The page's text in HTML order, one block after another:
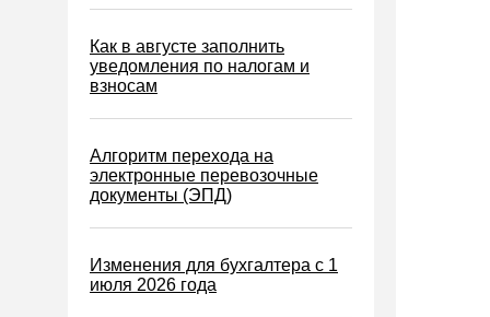
Возврат и зачет налогов
Налоговые проверки
Статистика
Самозанятые
Банк
Онлайн-кассы ККТ ККМ
Как в августе заполнить
уведомления по налогам и
взносам
Алгоритм перехода на
электронные перевозочные
документы (ЭПД)
Изменения для бухгалтера с 1
июля 2026 года